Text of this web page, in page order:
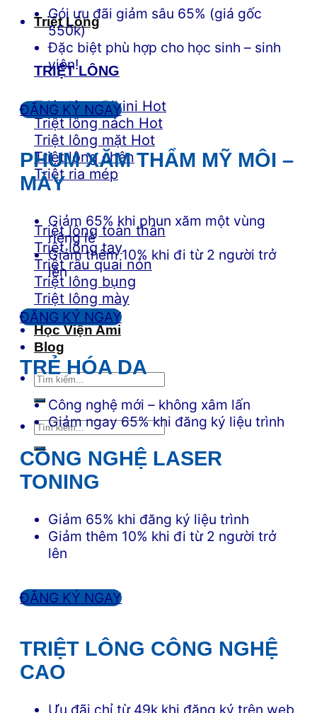
Triệt Lông
TRIỆT LÔNG
Triệt lông Bikini
Triệt lông nách
Triệt lông mặt
Triệt lông chân
Triệt ria mép
Triệt lông toàn thân
Triệt lông tay
Triệt râu quai nón
Triệt lông bụng
Triệt lông mày
Học Viện Ami
Blog
Gói ưu đãi giảm sâu 65% (giá gốc
550k)
Đặc biệt phù hợp cho học sinh – sinh
viên!
ĐĂNG KÝ NGAY
PHUM XĂM THẨM MỸ MÔI –
MÀY
Giảm 65% khi phun xăm một vùng
riêng lẻ
Giảm thêm 10% khi đi từ 2 người trở
lên
ĐĂNG KÝ NGAY
TRẺ HÓA DA
Công nghệ mới – không xâm lấn
Giảm ngay 65% khi đăng ký liệu trình
CÔNG NGHỆ LASER
TONING
Giảm 65% khi đăng ký liệu trình
Giảm thêm 10% khi đi từ 2 người trở
lên
ĐĂNG KÝ NGAY
TRIỆT LÔNG CÔNG NGHỆ
CAO
Ưu đãi chỉ từ 49k khi đăng ký trên web